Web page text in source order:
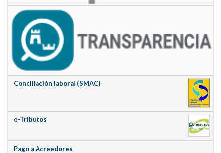
Conciliación laboral (SMAC)
e-Tributos
Pago a Acreedores